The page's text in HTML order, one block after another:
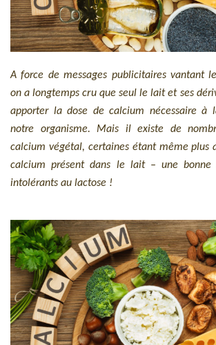
A force de messages publicitaires vantant
on a longtemps cru que seul le lait et ses
apporter la dose de calcium nécessaire à
notre organisme. Mais il existe de
calcium végétal, certaines étant même plus
calcium présent dans le lait – une bonne
intolérants au lactose !